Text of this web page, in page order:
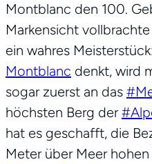
Montblanc den 100.
Markensicht
ein wahres
Montblanc denkt, wird
sogar zuerst an das
höchsten Berg der
hat es geschafft, die
Meter über Meer